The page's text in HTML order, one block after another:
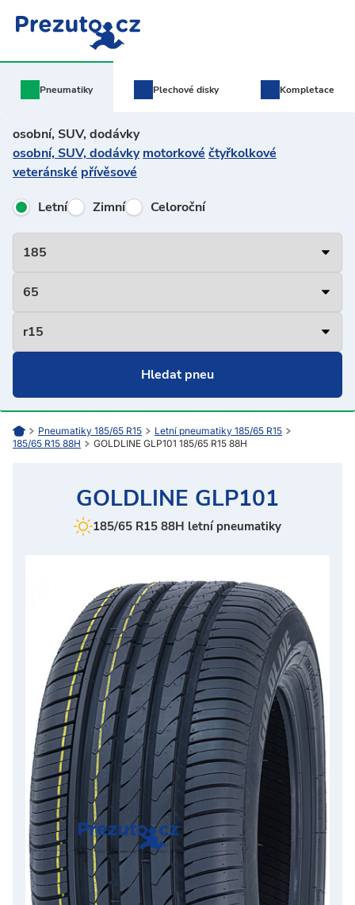
Pneumatiky Plechovédisky Kompletace
osobní, SUV, dodávky
osobní, SUV, dodávky motorkové čtyřkolkové
veteránské přívěsové
Letní
Zimní Celoroční
Pneumatiky 185/65 R15
Letní pneumatiky 185/65 R15
185/65 R15 88H
GOLDLINE GLP101 185/65 R15 88H
GOLDLINE GLP101
185/65 R15 88H letní pneumatiky